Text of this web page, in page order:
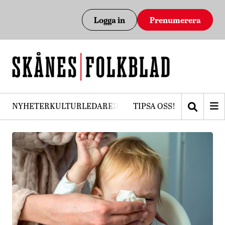
Logga in Prenumerera
NYHETERKULTURLEDAREDEBATTPRENUMERERA
TIPSA OSS!